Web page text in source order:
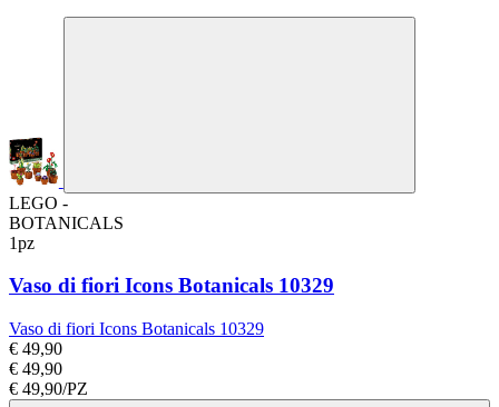
LEGO -
BOTANICALS
1pz
Vaso di fiori Icons Botanicals 10329
Vaso di fiori Icons Botanicals 10329
€ 49,90
€ 49,90
€ 49,90/PZ